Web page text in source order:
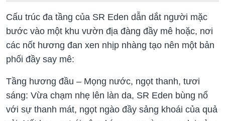
Cấu trúc đa tầng của SR Eden dẫn dắt người mặc
bước vào một khu vườn địa đàng đầy mê hoặc, nơi
các nốt hương đan xen nhịp nhàng tạo nên một bản
phối đầy say mê:
Tầng hương đầu – Mọng nước, ngọt thanh, tươi
sáng: Vừa chạm nhẹ lên làn da, SR Eden bùng nổ
với sự thanh mát, ngọt ngào đầy sảng khoái của quả